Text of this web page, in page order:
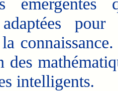
adaptées
des
intelligents.